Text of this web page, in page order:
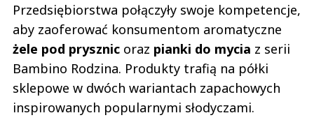
Przedsiębiorstwa połączyły swoje kompetencje,
aby zaoferować konsumentom aromatyczne
żele pod prysznic oraz pianki do mycia z serii
Bambino Rodzina. Produkty trafią na półki
sklepowe w dwóch wariantach zapachowych
inspirowanych popularnymi słodyczami.